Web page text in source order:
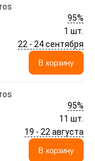
95%
1 шт.
22 - 24 сентября
В корзину
95%
11 шт.
19 - 22 августа
В корзину